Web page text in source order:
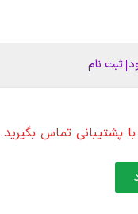
ثبت نام
پشتیبانی تماس بگیرید.